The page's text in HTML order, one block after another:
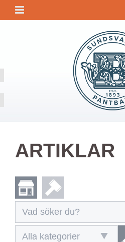
ARTIKLAR
Alla kategorier